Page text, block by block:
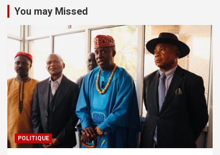
You may Missed
POLITIQUE